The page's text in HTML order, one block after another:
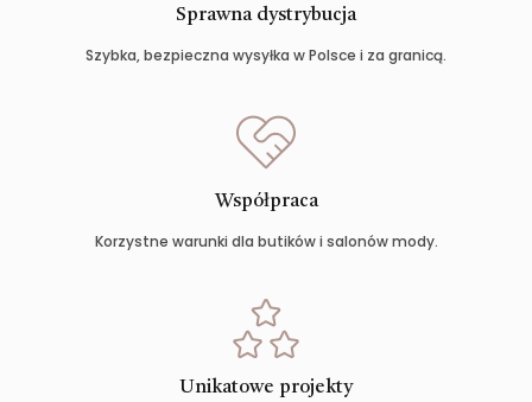
Sprawna dystrybucja
Szybka, bezpieczna wysyłka w Polsce i za granicą.
Współpraca
Korzystne warunki dla butików i salonów mody.
Unikatowe projekty